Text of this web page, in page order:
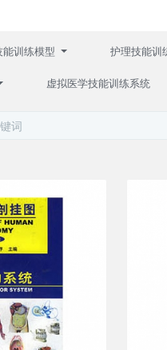
能训练模型 护理技能训
虚拟医学技能训练系统